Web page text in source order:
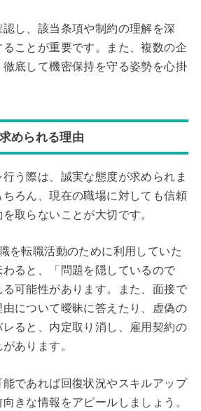
し、該当条項や制約の理解を深
ことが重要です。また、複数の企
底して機密保持を守る姿勢を心掛
められる理由
う際は、誠実な態度が求められま
ろん、現在の職場に対しても信頼
取らないことが大切です。
を転職活動のために利用していた
ると、「問題を隠しているので
可能性があります。また、面接で
について曖昧に答えたり、虚偽の
ると、内定取り消し、雇用契約の
あります。
であれば回復状況やスキルアップ
きな情報をアピールしましょう。